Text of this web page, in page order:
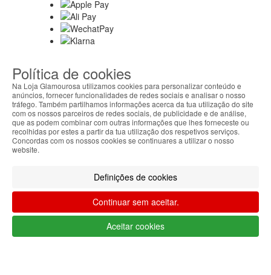
Métodos de envio
Sobre nós
Política de cookies
Na Loja Glamourosa utilizamos cookies para personalizar conteúdo e
anúncios, fornecer funcionalidades de redes sociais e analisar o nosso
tráfego. Também partilhamos informações acerca da tua utilização do site
com os nossos parceiros de redes sociais, de publicidade e de análise,
que as podem combinar com outras informações que lhes forneceste ou
recolhidas por estes a partir da tua utilização dos respetivos serviços.
Concordas com os nossos cookies se continuares a utilizar o nosso
website.
Definições de cookies
Continuar sem aceitar.
Aceitar cookies